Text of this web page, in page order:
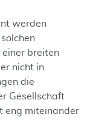
werden
einer breiten
nicht in
die
Gesellschaft
eng miteinander